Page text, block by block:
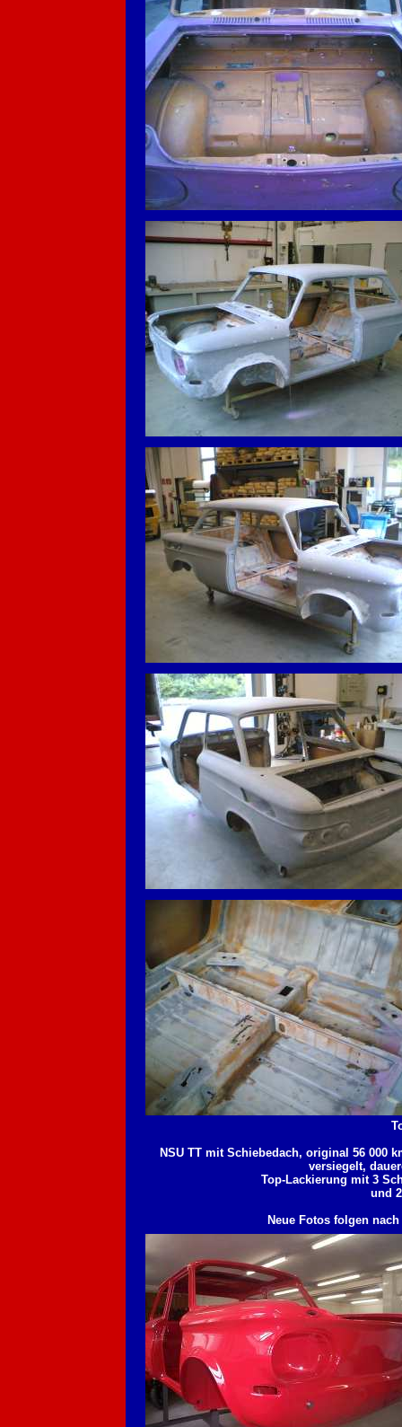
NSU TT mit Schiebedach, original 56 000
versiegelt,
Top-Lackierung mit 3
und
Neue Fotos folgen